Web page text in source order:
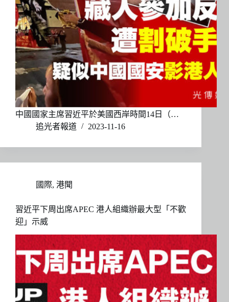
中國國家主席習近平於美國西岸時間14日（…
追光者報道
2023-11-16
國際, 港聞
習近平下周出席APEC 港人組織辦最大型「不歡
迎」示威